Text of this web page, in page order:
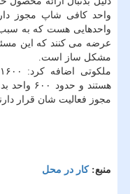
واحد کافی شاپ مجوز
واحدهایی هست که به
عرضه می کنند که این
مشکل ساز است.
هستند و
مجوز فعالیت شان قرار
منبع:كار در محل